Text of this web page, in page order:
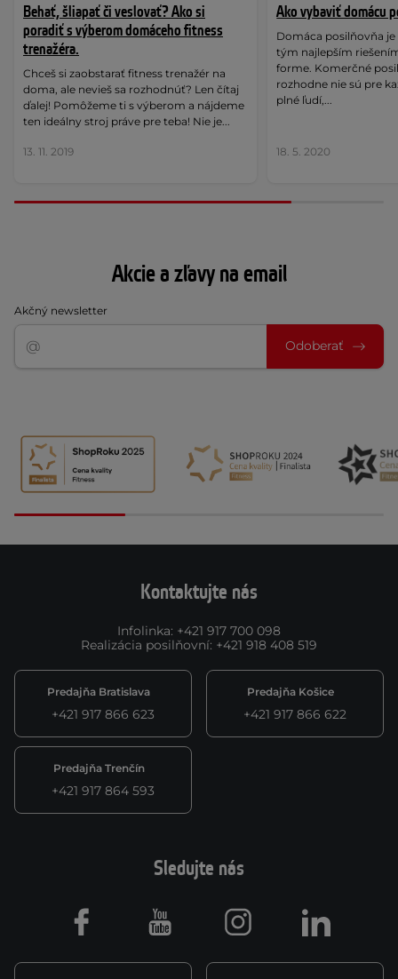
Behať, šliapať či veslovať? Ako si
poradiť s výberom domáceho fitness
trenažéra.
Chceš si zaobstarať fitness trenažér na
doma, ale nevieš sa rozhodnúť? Len čítaj
ďalej! Pomôžeme ti s výberom a nájdeme
ten ideálny stroj práve pre teba! Nie je...
13. 11. 2019
Ako vybaviť domácu
Domáca posilňovňa
tým najlepším
forme. Komerčné
rozhodne nie sú pre
plné ľudí,...
18. 5. 2020
Akcie a zľavy na email
Akčný newsletter
Odoberať
Kontaktujte nás
Infolinka: +421 917 700 098
Realizácia posilňovní: +421 918 408 519
Predajňa Bratislava
+421 917 866 623
Predajňa Košice
+421 917 866 622
Predajňa Trenčín
+421 917 864 593
Sledujte nás
Facebook Youtube Instagram LinkedIn